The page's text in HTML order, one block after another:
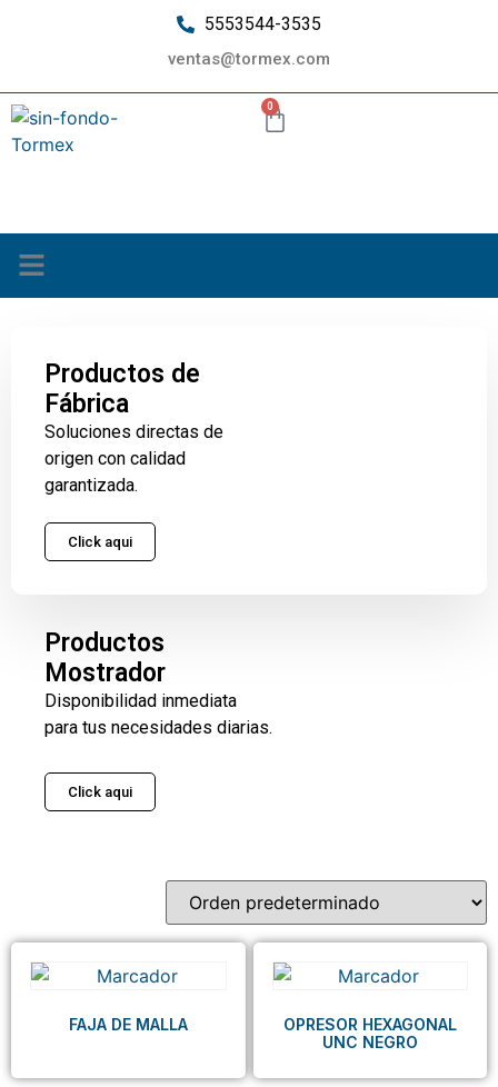
5553544-3535
ventas@tormex.com
0
Productos de
Fábrica
Soluciones directas de
origen con calidad
garantizada.
Click aqui
Productos
Mostrador
Disponibilidad inmediata
para tus necesidades diarias.
Click aqui
FAJA DE MALLA
OPRESOR HEXAGONAL
UNC NEGRO